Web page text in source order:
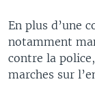
En plus d’une
notamment
contre la
marches sur